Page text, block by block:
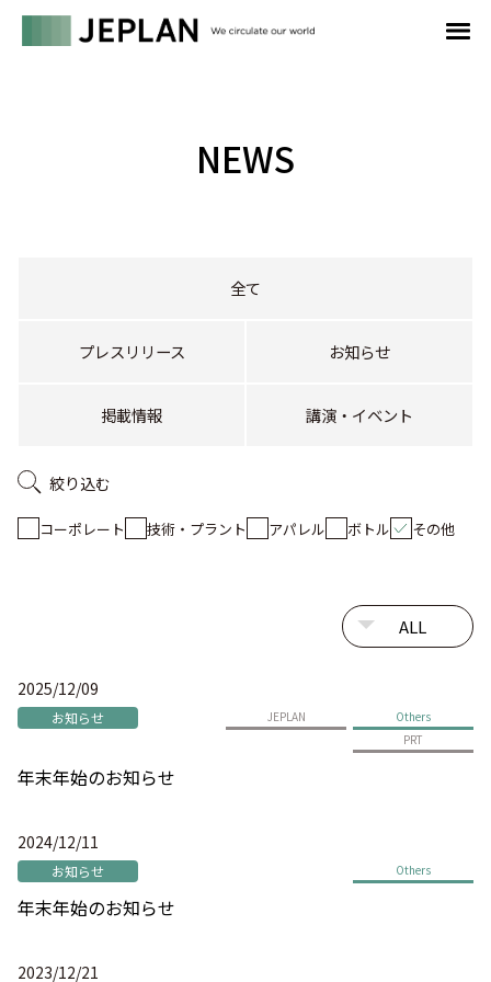
NEWS
全て
プレスリリース お知らせ
掲載情報 講演・イベント
絞り込む
コーポレート 技術・プラント アパレル ボトル その他
2025/12/09
お知らせ JEPLAN
Others
PRT
年末年始のお知らせ
2024/12/11
お知らせ Others
年末年始のお知らせ
2023/12/21